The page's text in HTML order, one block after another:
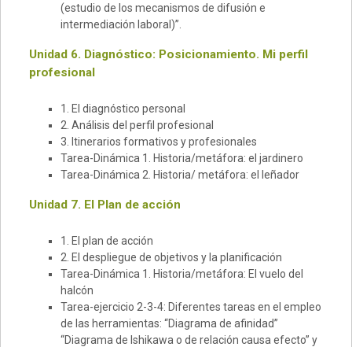
(estudio de los mecanismos de difusión e
intermediación laboral)”.
Unidad 6. Diagnóstico: Posicionamiento. Mi perfil
profesional
1. El diagnóstico personal
2. Análisis del perfil profesional
3. Itinerarios formativos y profesionales
Tarea-Dinámica 1. Historia/metáfora: el jardinero
Tarea-Dinámica 2. Historia/ metáfora: el leñador
Unidad 7. El Plan de acción
1. El plan de acción
2. El despliegue de objetivos y la planificación
Tarea-Dinámica 1. Historia/metáfora: El vuelo del
halcón
Tarea-ejercicio 2-3-4: Diferentes tareas en el empleo
de las herramientas: “Diagrama de afinidad”
“Diagrama de Ishikawa o de relación causa efecto” y